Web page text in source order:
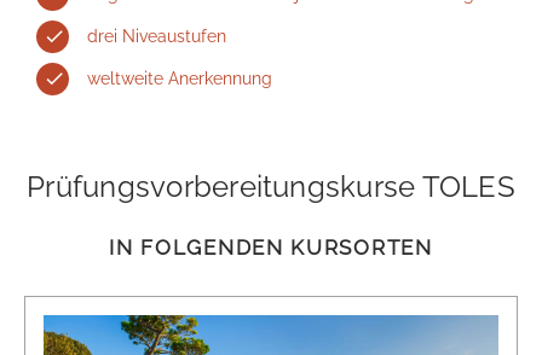
drei Niveaustufen
weltweite Anerkennung
Prüfungsvorbereitungskurse TOLES
IN FOLGENDEN KURSORTEN